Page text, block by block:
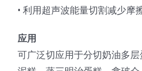
• 利用超声波能量切割减少摩
应用
可广泛切应用于分切奶油多